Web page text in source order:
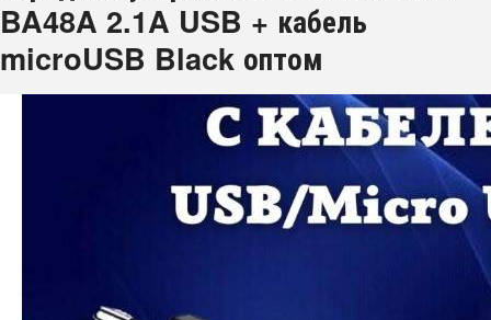
BA48A 2.1A USB + кабель
microUSB Black оптом